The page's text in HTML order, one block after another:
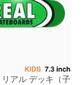
リアル デッキ（子